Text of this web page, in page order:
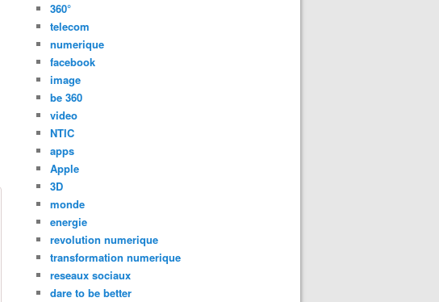
360°
telecom
numerique
facebook
image
be 360
video
NTIC
apps
Apple
3D
monde
energie
revolution numerique
transformation numerique
reseaux sociaux
dare to be better